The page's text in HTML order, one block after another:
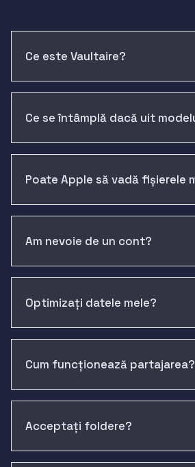
Ce este Vaultaire?
Ce se întâmplă dacă uit
Poate Apple să vadă fișierele
Am nevoie de un cont?
Optimizați datele mele?
Cum funcționează partajarea?
Acceptați foldere?